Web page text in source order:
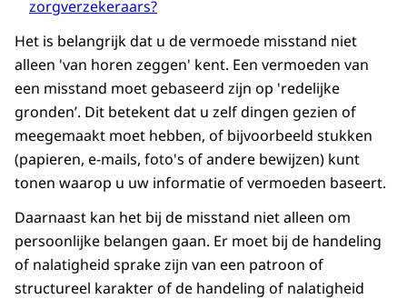
zorgverzekeraars?
Het is belangrijk dat u de vermoede misstand niet
alleen 'van horen zeggen' kent. Een vermoeden van
een misstand moet gebaseerd zijn op 'redelijke
gronden’. Dit betekent dat u zelf dingen gezien of
meegemaakt moet hebben, of bijvoorbeeld stukken
(papieren, e-mails, foto's of andere bewijzen) kunt
tonen waarop u uw informatie of vermoeden baseert.
Daarnaast kan het bij de misstand niet alleen om
persoonlijke belangen gaan. Er moet bij de handeling
of nalatigheid sprake zijn van een patroon of
structureel karakter of de handeling of nalatigheid